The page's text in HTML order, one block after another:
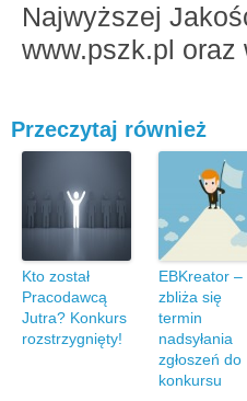
Najwyższej
www.pszk.pl oraz
Przeczytaj również
Kto został
Pracodawcą
Jutra? Konkurs
rozstrzygnięty!
EBKreator –
zbliża się
termin
nadsyłania
zgłoszeń do
konkursu